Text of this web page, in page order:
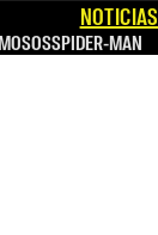
NOTICIAS
SPIDER-MAN